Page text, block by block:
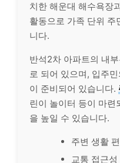
치한 해운대 해수욕장
활동으로 가족 단위 주
니다.
반석2차 아파트의 내
로 되어 있으며, 입주
이 준비되어 있습니다.
린이 놀이터 등이 마련
을 높일 수 있습니다.
주변 생활
교통 접근성